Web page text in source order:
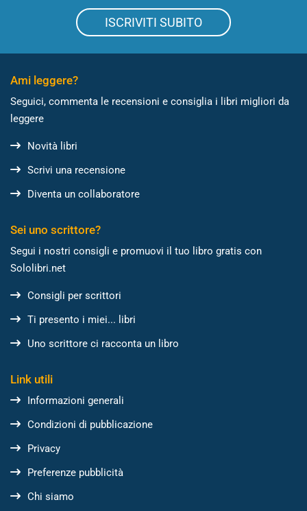
ISCRIVITI SUBITO
Ami leggere?
Seguici, commenta le recensioni e consiglia i libri migliori da
leggere
Novità libri
Scrivi una recensione
Diventa un collaboratore
Sei uno scrittore?
Segui i nostri consigli e promuovi il tuo libro gratis con
Sololibri.net
Consigli per scrittori
Ti presento i miei... libri
Uno scrittore ci racconta un libro
Link utili
Informazioni generali
Condizioni di pubblicazione
Privacy
Preferenze pubblicità
Chi siamo